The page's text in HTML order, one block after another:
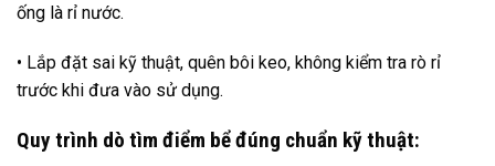
ống là rỉ nước.
• Lắp đặt sai kỹ thuật, quên bôi keo, không kiểm tra rò rỉ
trước khi đưa vào sử dụng.
Quy trình dò tìm điểm bể đúng chuẩn kỹ thuật: